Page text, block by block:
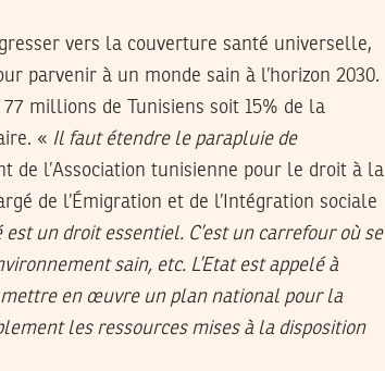
vers la couverture santé universelle,
parvenir à un monde sain à l’horizon 2030.
millions de Tunisiens soit 15% de la
« Il faut étendre le parapluie de
de l’Association tunisienne pour le droit à la
de l’Émigration et de l’Intégration sociale
est un droit essentiel. C’est un carrefour où se
sain, etc. L’Etat est appelé à
en œuvre un plan national pour la
les ressources mises à la disposition